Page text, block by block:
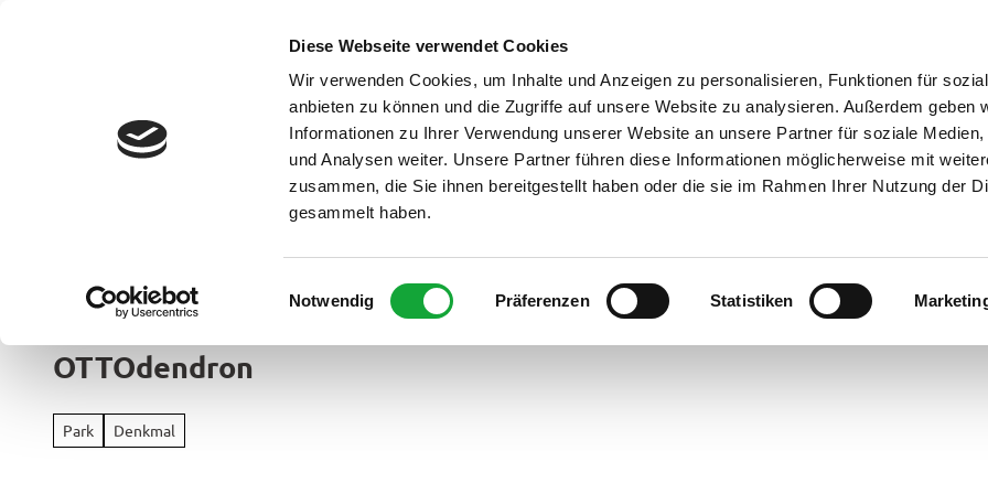
Diese Webseite verwendet Cookies
Wir verwenden Cookies, um Inhalte und Anzeigen zu personalisieren, Funktionen für
anbieten zu können und die Zugriffe auf unsere Website zu analysieren. Außerdem geben
Informationen zu Ihrer Verwendung unserer Website an unsere Partner für soziale Medien,
und Analysen weiter. Unsere Partner führen diese Informationen möglicherweise mit
zusammen, die Sie ihnen bereitgestellt haben oder die sie im Rahmen Ihrer Nutzung der
gesammelt haben.
i
Notwendig Präferenzen Statistiken
Region &
Urlaubsorte
OTTOdendron
Park Denkmal